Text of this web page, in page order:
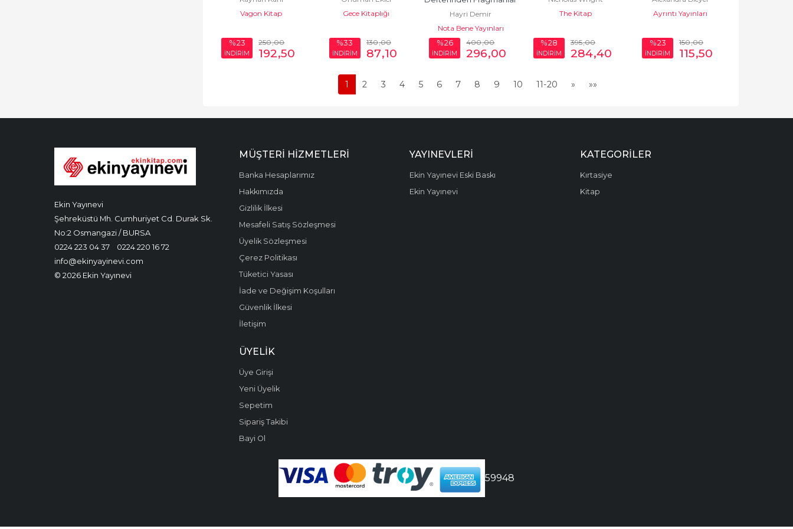
Vagon Kitap
%23
İNDİRİM
250,00
192,50
Gece Kitaplığı
%33
İNDİRİM
130,00
87,10
Hayri Demir
Nota Bene Yayınları
%26
İNDİRİM
400,00
296,00
The Kitap
%28
İNDİRİM
395,00
284,40
Ayrıntı Yayınları
%23
İNDİRİM
150,00
115,50
1 2 3 4 5 6 7 8 9 10 11-20 » »»
Ekin Yayınevi
Şehreküstü Mh. Cumhuriyet Cd. Durak Sk.
No:2 Osmangazi / BURSA
0224 223 04 37
0224 220 16 72
info@ekinyayinevi.com
© 2026 Ekin Yayınevi
MÜŞTERI HIZMETLERI
Banka Hesaplarımız
Hakkımızda
Gizlilik İlkesi
Mesafeli Satış Sözleşmesi
Üyelik Sözleşmesi
Çerez Politikası
Tüketici Yasası
İade ve Değişim Koşulları
Güvenlik İlkesi
İletişim
YAYINEVLERI
Ekin Yayınevi Eski Baskı
Ekin Yayınevi
KATEGORILER
Kırtasiye
Kitap
ÜYELIK
Üye Girişi
Yeni Üyelik
Sepetim
Sipariş Takibi
Bayi Ol
59948